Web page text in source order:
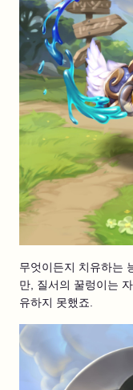
무엇이든지 치유하는
만, 질서의 꿀렁이는
유하지 못했죠.